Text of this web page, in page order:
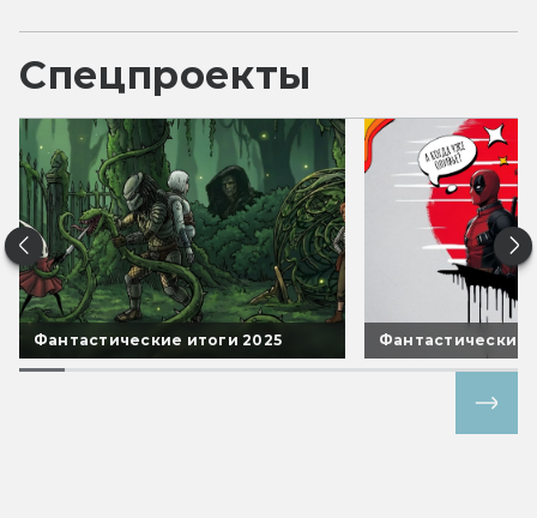
Спецпроекты
Фантастические итоги 2025 Фантастические